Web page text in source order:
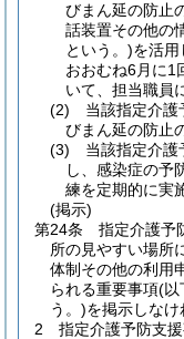
びまん延の防止
話装置その他の
という。)を活用
おおむね6月に1
いて、担当職員
(2)
当該指定介護
びまん延の防止
(3)
当該指定介
し、感染症の予
練を定期的に実
(掲示)
第24条
指定介護予
所の見やすい場所
体制その他の利用
られる重要事項(以
う。)を掲示しなけ
2
指定介護予防支